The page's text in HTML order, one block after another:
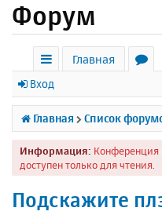
Форум
с
ы
л
к
Главная
р
у
м
Вход
Главная Список
Информация: Конференция
доступен только для чтения.
Подскажите